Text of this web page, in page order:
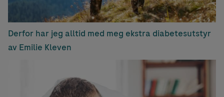
Derfor har jeg alltid med meg ekstra diabetesutstyr
av Emilie Kleven